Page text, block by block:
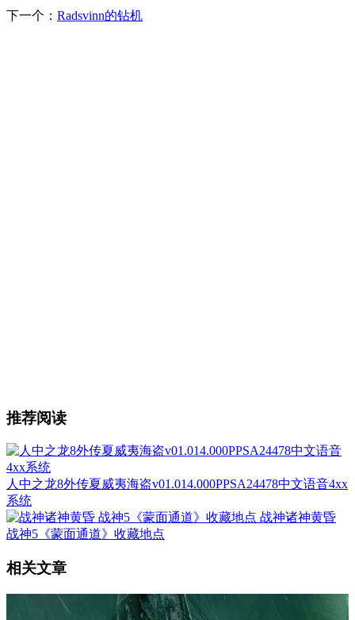
下一个： Radsvinn的钻机
推荐阅读
人中之龙8外传夏威夷海盗v01.014.000PPSA24478中文语音4xx
系统
战神诸神黄昏
战神5《蒙面通道》收藏地点
相关文章